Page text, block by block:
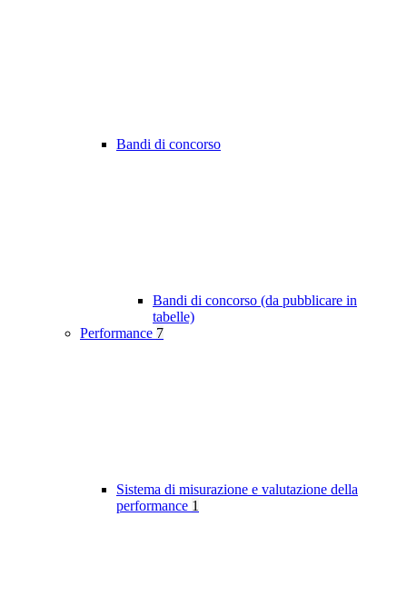
Bandi di concorso
Bandi di concorso (da pubblicare in
tabelle)
Performance 7
Sistema di misurazione e valutazione della
performance 1